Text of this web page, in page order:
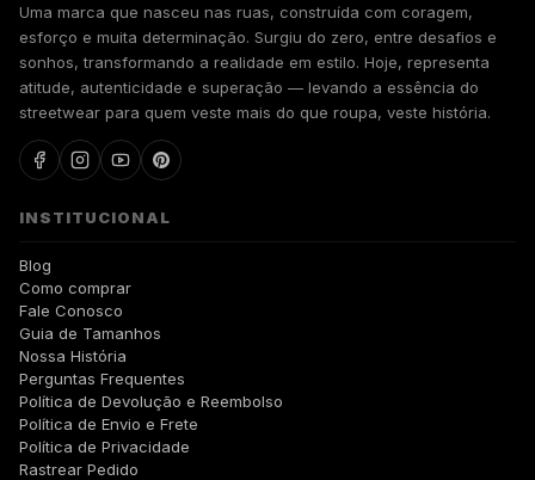
Uma marca que nasceu nas ruas, construída com coragem,
esforço e muita determinação. Surgiu do zero, entre desafios e
sonhos, transformando a realidade em estilo. Hoje, representa
atitude, autenticidade e superação — levando a essência do
streetwear para quem veste mais do que roupa, veste história.
INSTITUCIONAL
Blog
Como comprar
Fale Conosco
Guia de Tamanhos
Nossa História
Perguntas Frequentes
Política de Devolução e Reembolso
Política de Envio e Frete
Política de Privacidade
Rastrear Pedido